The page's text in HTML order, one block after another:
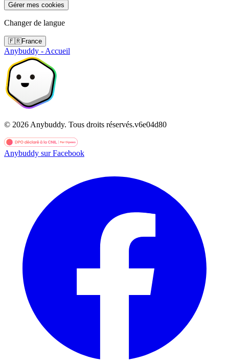
Gérer mes cookies
Changer de langue
🇫🇷France
Anybuddy - Accueil
© 2026 Anybuddy. Tous droits réservés.v6e04d80
Anybuddy sur Facebook